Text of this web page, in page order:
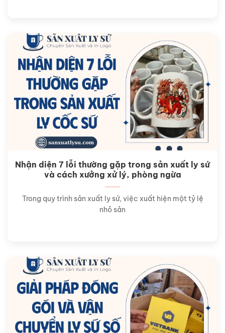
Nhận diện 7 lỗi thường gặp trong sản xuất ly sứ
và cách xưởng xử lý, phòng ngừa
Trong quy trình sản xuất ly sứ, việc xuất hiện một tỷ lệ
nhỏ sản